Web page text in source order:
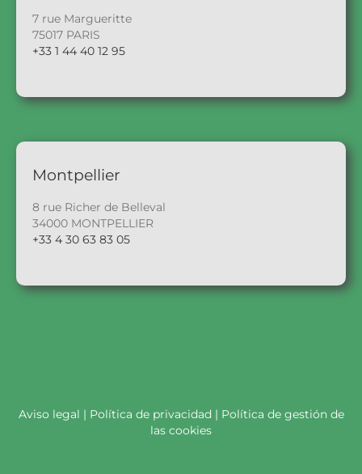
7 rue Margueritte
75017 PARIS
+33 1 44 40 12 95
Montpellier
8 rue Richer de Belleval
34000 MONTPELLIER
+33 4 30 63 83 05
Aviso legal | Política de privacidad | Política de gestión de
las cookies